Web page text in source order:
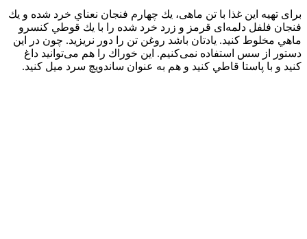
برای تهیه این غذا با تن ماهی، يك چهارم فنجان نعناي خرد شده و يك
فنجان فلفل دلمه‌ای قرمز و زرد خرد شده را با يك قوطي كنسرو
ماهي مخلوط كنيد. يادتان باشد روغن تن را دور نريزيد. چون در اين
دستور از سس استفاده نمی‌كنيم. اين خوراك را هم می‌توانيد داغ
كنيد و با پاستا قاطي كنيد و هم به عنوان ساندويچ سرد ميل كنيد.